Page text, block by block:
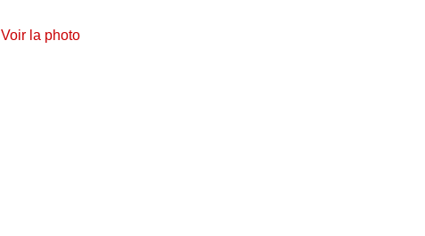
Voir la photo